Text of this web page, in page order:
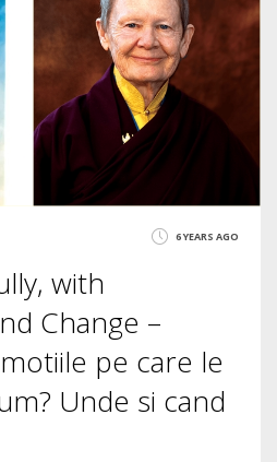
6 YEARS AGO
with
Change –
pe care le
Unde si cand